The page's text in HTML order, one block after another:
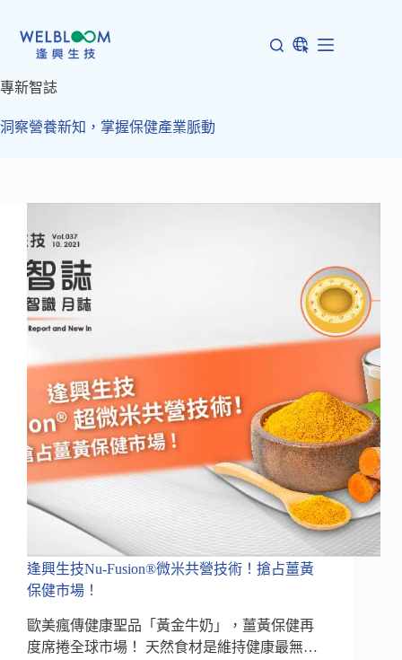
內
容
專新智誌
洞察營養新知，掌握保健產業脈動
逢興生技Nu-Fusion®微米共營技術！搶占薑黃
保健市場！
歐美瘋傳健康聖品「黃金牛奶」，薑黃保健再
度席捲全球市場！ 天然食材是維持健康最無…